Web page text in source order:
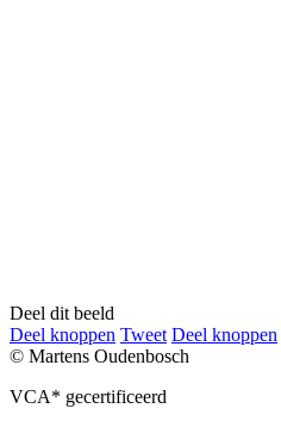
Deel dit beeld
Deel knoppen Deel
knoppen
TweetDeel
knoppen
Deel knoppen
© Martens Oudenbosch
VCA* gecertificeerd